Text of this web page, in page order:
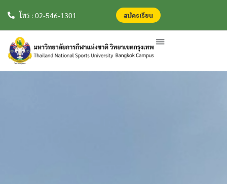
โทร : 02-546-1301 สมัครเรียน